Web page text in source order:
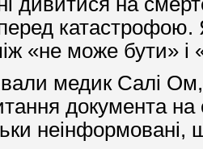
катастрофою.
«не може бути»
медик Салі Ом,
документа
неінформовані,